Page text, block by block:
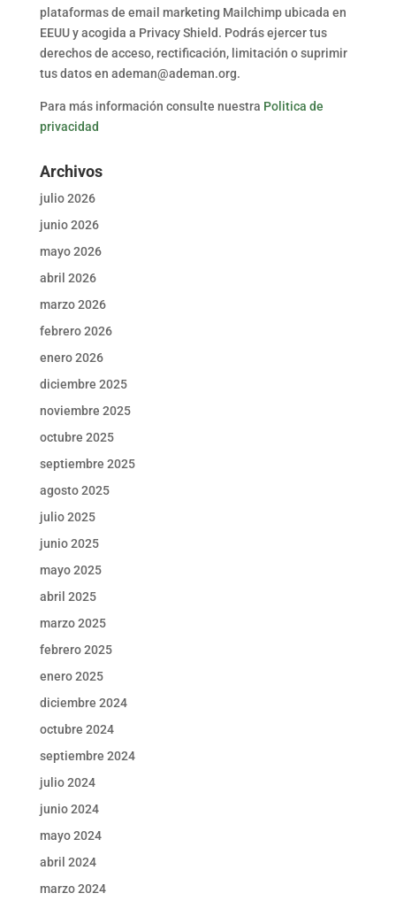
plataformas de email marketing Mailchimp ubicada en
EEUU y acogida a Privacy Shield. Podrás ejercer tus
derechos de acceso, rectificación, limitación o suprimir
tus datos en ademan@ademan.org.
Para más información consulte nuestra Politica de
privacidad
Archivos
julio 2026
junio 2026
mayo 2026
abril 2026
marzo 2026
febrero 2026
enero 2026
diciembre 2025
noviembre 2025
octubre 2025
septiembre 2025
agosto 2025
julio 2025
junio 2025
mayo 2025
abril 2025
marzo 2025
febrero 2025
enero 2025
diciembre 2024
octubre 2024
septiembre 2024
julio 2024
junio 2024
mayo 2024
abril 2024
marzo 2024